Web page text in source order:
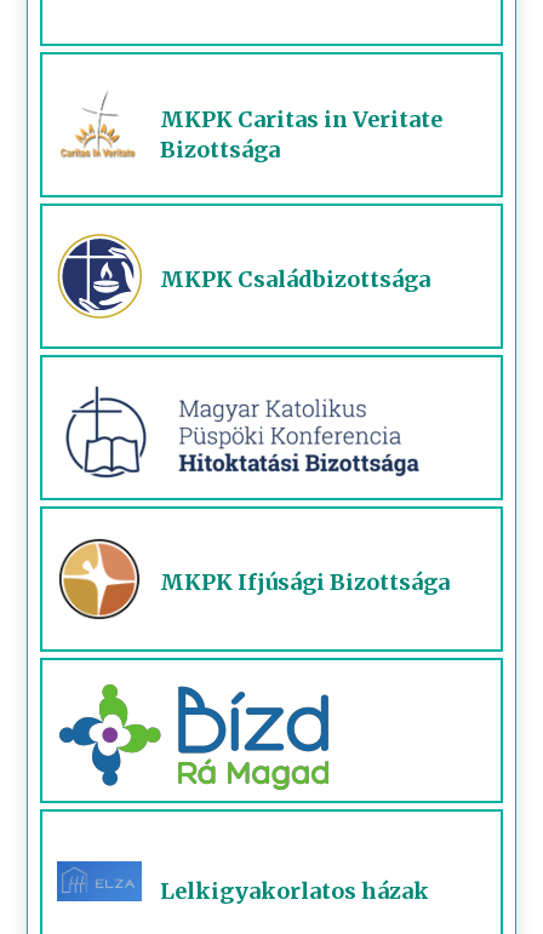
MKPK Caritas in Veritate
Bizottsága
MKPK Családbizottsága
MKPK Ifjúsági Bizottsága
Lelkigyakorlatos házak